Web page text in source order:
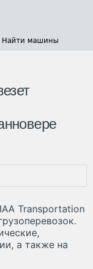
Найти машины
Transportation
а также на